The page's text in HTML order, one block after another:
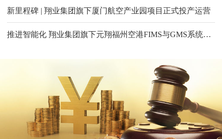
新里程碑 | 翔业集团旗下厦门航空产业园项目正式投产运营
推进智能化 翔业集团旗下元翔福州空港FIMS与GMS系统上线试运行